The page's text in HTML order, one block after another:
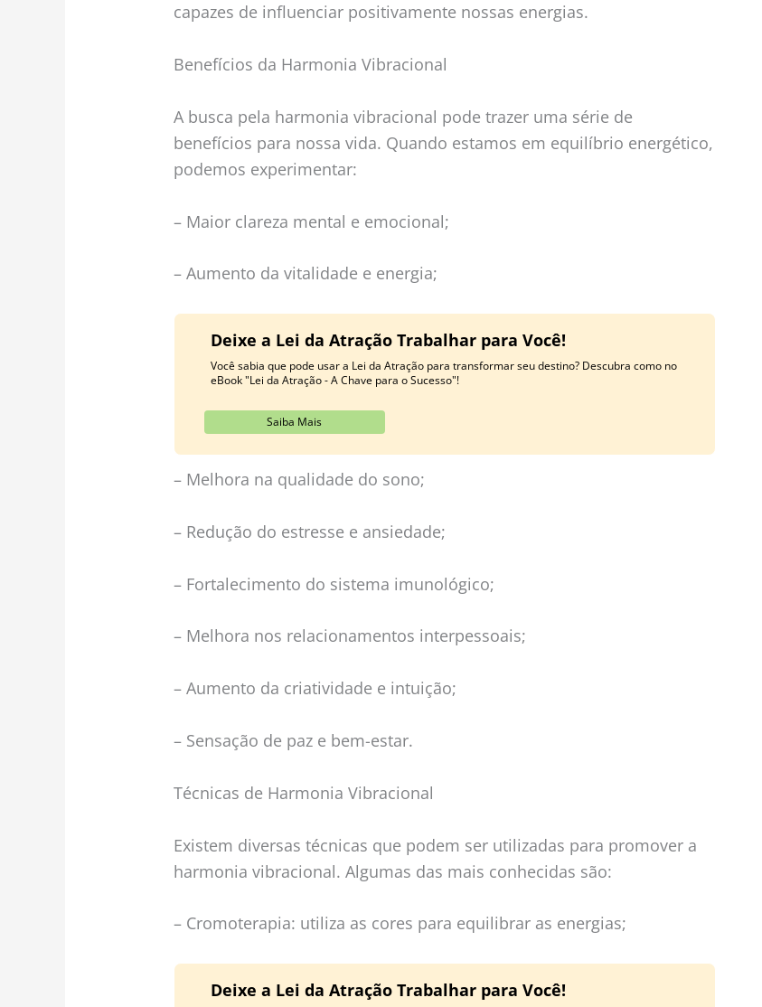
capazes de influenciar positivamente nossas energias.
Benefícios da Harmonia Vibracional
A busca pela harmonia vibracional pode trazer uma série de
benefícios para nossa vida. Quando estamos em equilíbrio energético,
podemos experimentar:
– Maior clareza mental e emocional;
– Aumento da vitalidade e energia;
Deixe a Lei da Atração Trabalhar para Você!
Você sabia que pode usar a Lei da Atração para transformar seu destino? Descubra como no
eBook "Lei da Atração - A Chave para o Sucesso"!
Saiba Mais
– Melhora na qualidade do sono;
– Redução do estresse e ansiedade;
– Fortalecimento do sistema imunológico;
– Melhora nos relacionamentos interpessoais;
– Aumento da criatividade e intuição;
– Sensação de paz e bem-estar.
Técnicas de Harmonia Vibracional
Existem diversas técnicas que podem ser utilizadas para promover a
harmonia vibracional. Algumas das mais conhecidas são:
– Cromoterapia: utiliza as cores para equilibrar as energias;
Deixe a Lei da Atração Trabalhar para Você!